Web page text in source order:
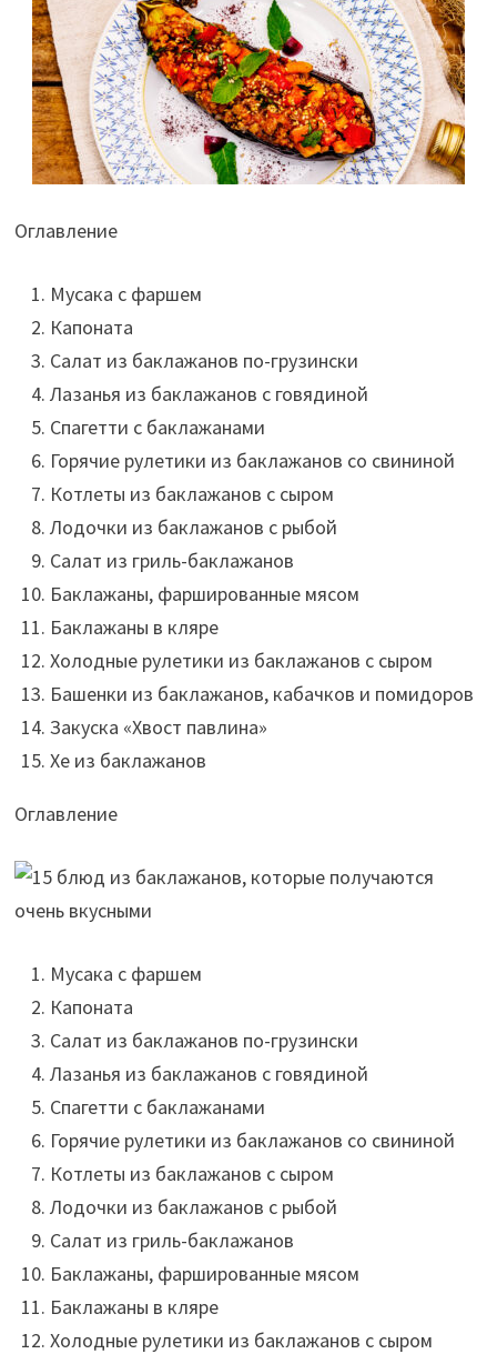
Оглавление
Мусака с фаршем
Капоната
Салат из баклажанов по-грузински
Лазанья из баклажанов с говядиной
Спагетти с баклажанами
Горячие рулетики из баклажанов со свининой
Котлеты из баклажанов с сыром
Лодочки из баклажанов с рыбой
Салат из гриль-баклажанов
Баклажаны, фаршированные мясом
Баклажаны в кляре
Холодные рулетики из баклажанов с сыром
Башенки из баклажанов, кабачков и помидоров
Закуска «Хвост павлина»
Хе из баклажанов
Оглавление
Мусака с фаршем
Капоната
Салат из баклажанов по-грузински
Лазанья из баклажанов с говядиной
Спагетти с баклажанами
Горячие рулетики из баклажанов со свининой
Котлеты из баклажанов с сыром
Лодочки из баклажанов с рыбой
Салат из гриль-баклажанов
Баклажаны, фаршированные мясом
Баклажаны в кляре
Холодные рулетики из баклажанов с сыром